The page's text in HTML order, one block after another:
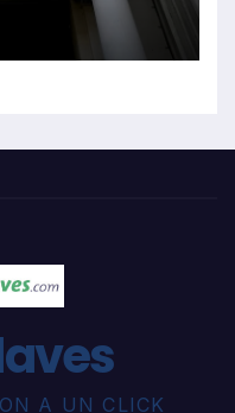
A UN CLICK